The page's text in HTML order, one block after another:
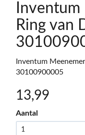
Ring van
Inventum
30100900005
13,99
Aantal